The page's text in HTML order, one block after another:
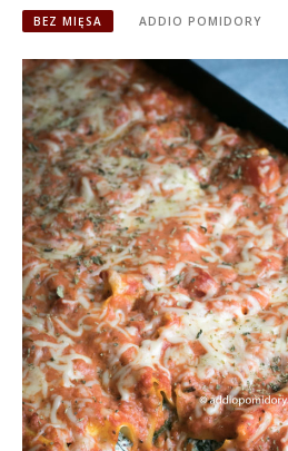
BEZ MIĘSA ADDIO POMIDORY